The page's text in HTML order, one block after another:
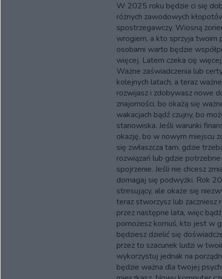
W 2025 roku będzie ci się
różnych zawodowych
spostrzegawczy. Wiosną
wrogiem, a kto sprzyja twoim
osobami warto będzie
więcej. Latem czeka cię
Ważne zaświadczenia lub
kolejnych latach, a teraz
rozwijasz i zdobywasz nowe
znajomości, bo okażą się
wakacjach bądź czujny, bo
stanowiska. Jeśli warunki
okazję, bo w nowym miejscu
się zwłaszcza tam, gdzie
rozwiązań lub gdzie
spojrzenie. Jeśli nie chcesz
domagaj się podwyżki. Rok
stresujący, ale okaże się
teraz stworzysz lub zaczniesz
przez następne lata, więc
pomożesz komuś, kto jest w
będziesz dzielić się
przez to szacunek ludzi w
wykorzystuj jednak na
będzie ważna dla twojej